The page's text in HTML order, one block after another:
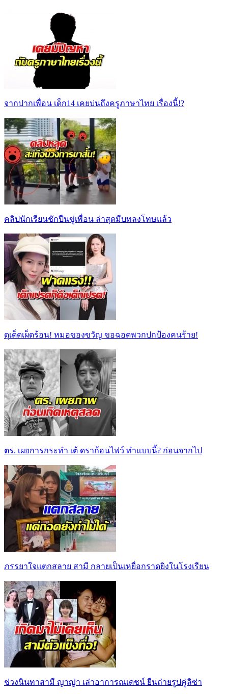
จากปากเพื่อน เด็ก14 เคยบ่นถึงครูภาษาไทย เรื่องนี้!?
คลิปนักเรียนชักปืนขู่เพื่อน ล่าสุดมีบทลงโทษแล้ว
ดุเด็ดเผ็ดร้อน! หมอของขวัญ ขอฉอดพวกปกป้องคนร้าย!
ตร. เผยการกระทำ เต้ ดราก้อนไฟว์ ทำแบบนี้? ก่อนจากไป
ภรรยาใจแตกสลาย สามี กลายเป็นเหยื่อกราดยิงในโรงเรียน
ช่วงนินทาสามี ญาญ่า เล่าอาการณเดชน์ ยืนถ่ายรูปคู่ลิซ่า